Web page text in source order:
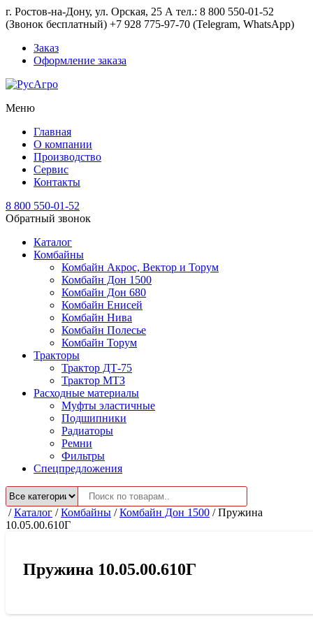
г. Ростов-на-Дону, ул. Орская, 25 А тел.: 8 800 550-01-52
(Звонок бесплатный) +7 928 775-97-70 (Telegram, WhatsApp)
Заказ
Оформление заказа
Меню
Главная
О компании
Производство
Сервис
Контакты
8 800 550-01-52
Обратный звонок
Каталог
Комбайны
Комбайн Акрос, Вектор и Торум
Комбайн Дон 1500
Комбайн Дон 680
Комбайн Енисей
Комбайн Нива
Комбайн Полесье
Комбайн Торум
Тракторы
Трактор ДТ-75
Трактор МТЗ
Расходные материалы
Муфты эластичные
Подшипники
Радиаторы
Ремни
Фильтры
Спецпредложения
/Каталог /Комбайны /Комбайн Дон 1500 /Пружина
10.05.00.610Г
Пружина 10.05.00.610Г